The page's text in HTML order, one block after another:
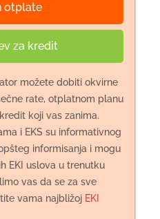
otplate
za kredit
možete dobiti okvirne
rate, otplatnom planu
koji vas zanima.
i EKS su informativnog
informisanja i mogu
EKI uslova u trenutku
vas da se za sve
vama najbližoj EKI